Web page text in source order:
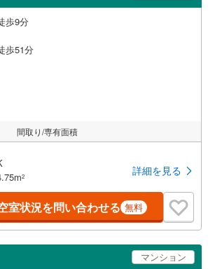
歩9分
歩51分
間取り/専有面積
2 詳細を見る
室状況を問い合わせる 無料
マンション